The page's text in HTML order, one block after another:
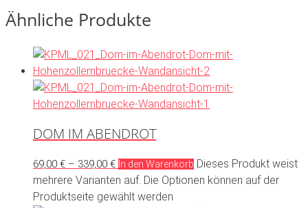
Ähnliche Produkte
DOM IM ABENDROT
69,00 € – 339,00 € In den Warenkorb Dieses Produkt weist
mehrere Varianten auf. Die Optionen können auf der
Produktseite gewählt werden